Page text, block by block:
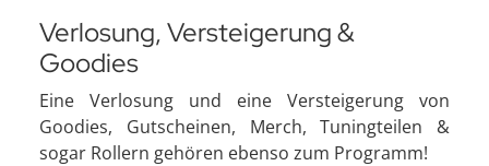
Verlosung, Versteigerung &
Goodies
Eine Verlosung und eine Versteigerung von
Goodies, Gutscheinen, Merch, Tuningteilen &
sogar Rollern gehören ebenso zum Programm!